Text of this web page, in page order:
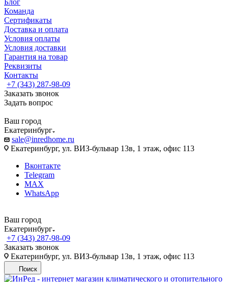
Блог
Команда
Сертификаты
Доставка и оплата
Условия оплаты
Условия доставки
Гарантия на товар
Реквизиты
Контакты
+7 (343) 287-98-09
Заказать звонок
Задать вопрос
Ваш город
Екатеринбург
sale@inredhome.ru
Екатеринбург, ул. ВИЗ-бульвар 13в, 1 этаж, офис 113
Вконтакте
Telegram
MAX
WhatsApp
Ваш город
Екатеринбург
+7 (343) 287-98-09
Заказать звонок
Екатеринбург, ул. ВИЗ-бульвар 13в, 1 этаж, офис 113
Поиск